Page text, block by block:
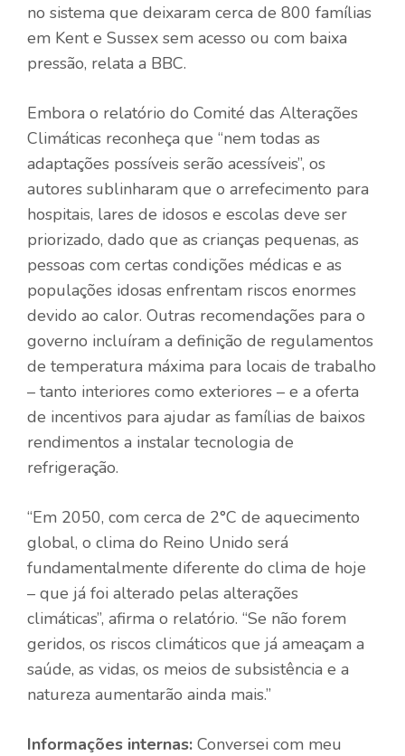
no sistema que deixaram cerca de 800 famílias
em Kent e Sussex sem acesso ou com baixa
pressão, relata a BBC.
Embora o relatório do Comité das Alterações
Climáticas reconheça que “nem todas as
adaptações possíveis serão acessíveis”, os
autores sublinharam que o arrefecimento para
hospitais, lares de idosos e escolas deve ser
priorizado, dado que as crianças pequenas, as
pessoas com certas condições médicas e as
populações idosas enfrentam riscos enormes
devido ao calor. Outras recomendações para o
governo incluíram a definição de regulamentos
de temperatura máxima para locais de trabalho
– tanto interiores como exteriores – e a oferta
de incentivos para ajudar as famílias de baixos
rendimentos a instalar tecnologia de
refrigeração.
“Em 2050, com cerca de 2°C de aquecimento
global, o clima do Reino Unido será
fundamentalmente diferente do clima de hoje
– que já foi alterado pelas alterações
climáticas”, afirma o relatório. “Se não forem
geridos, os riscos climáticos que já ameaçam a
saúde, as vidas, os meios de subsistência e a
natureza aumentarão ainda mais.”
Informações internas: Conversei com meu